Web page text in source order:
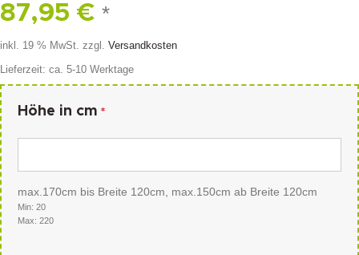
87,95 € *
inkl. 19 % MwSt. zzgl. Versandkosten
Lieferzeit: ca. 5-10 Werktage
Höhe in cm *
max.170cm bis Breite 120cm, max.150cm ab Breite 120cm
Min: 20
Max: 220